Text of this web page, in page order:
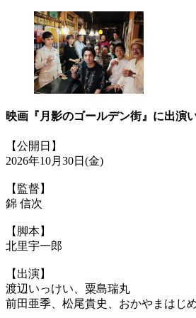
映画『月影のゴールデン街』に出演
【公開日】
2026年10月30日(金)
【監督】
錦 信次
【脚本】
北里宇一郎
【出演】
渡辺いっけい、粟島瑞丸
前田亜季、松尾貴史、おかやまはじ